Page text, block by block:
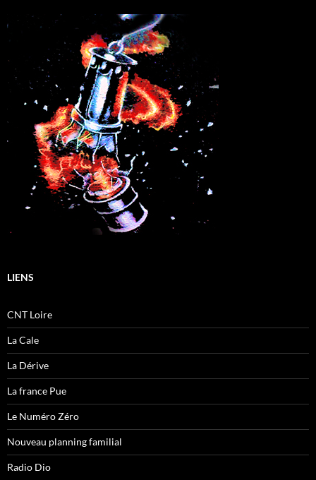
LIENS
CNT Loire
La Cale
La Dérive
La france Pue
Le Numéro Zéro
Nouveau planning familial
Radio Dio